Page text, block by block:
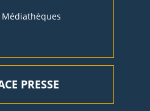
Médiathèques
PRESSE